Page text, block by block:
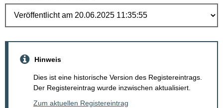
Hinweis
Dies ist eine historische Version des Registereintrags.
Der Registereintrag wurde inzwischen aktualisiert.
Zum aktuellen Registereintrag